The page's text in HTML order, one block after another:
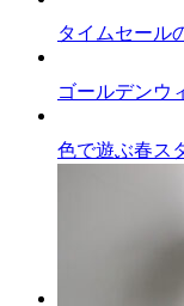
タイムセール
ゴールデンウ
色で遊ぶ春ス